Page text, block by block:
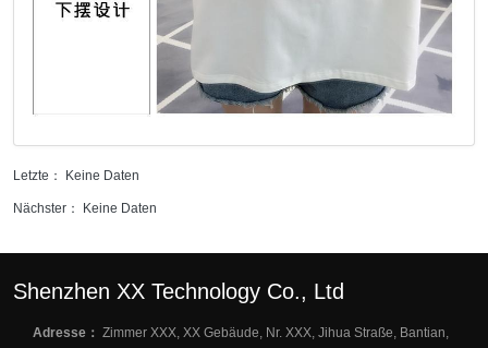
Letzte： Keine Daten
Nächster： Keine Daten
Shenzhen XX Technology Co., Ltd
Adresse： Zimmer XXX, XX Gebäude, Nr. XXX, Jihua Straße, Bantian,